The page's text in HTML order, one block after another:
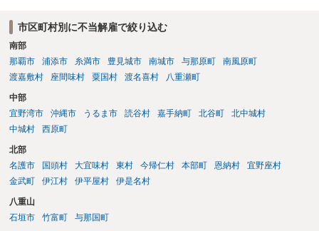
市区町村別に不当解雇で絞り込む
南部
那覇市
浦添市 糸満市 豊見城市 南城市 与那原町
南風原町
渡嘉敷村
座間味村 粟国村 渡名喜村 八重瀬町
中部
宜野湾市
沖縄市 うるま市 読谷村 嘉手納町 北谷町
北中城村
中城村
西原町
北部
名護市
国頭村 大宜味村 東村 今帰仁村 本部町 恩納村
宜野座村
金武町
伊江村 伊平屋村 伊是名村
八重山
石垣市
竹富町 与那国町